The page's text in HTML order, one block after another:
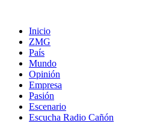
Inicio
ZMG
País
Mundo
Opinión
Empresa
Pasión
Escenario
Escucha Radio Cañón